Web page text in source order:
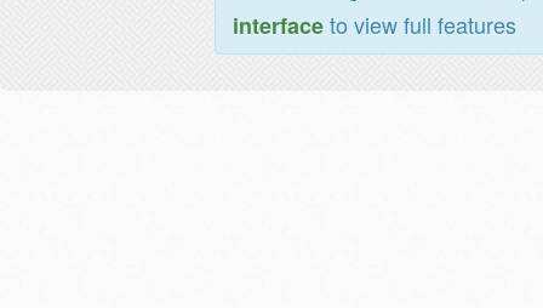
interfaceto view full features